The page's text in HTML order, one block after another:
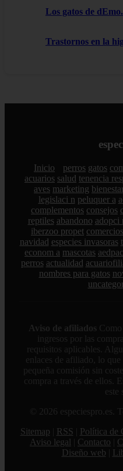
Los gatos de dEmo.
Trastornos en la
Inicio perros gatos
acuarios salud tenencia
aves marketing
legislaci n peluquer a
complementos consejos
reptiles abandono adopci
iberzoo propet comercios
navidad especies invasoras
econom a mascotas aedpac
perros actualidad
nombres para gatos
Aviso de afiliados
ingresos por las
requisitos aplicables.
enlaces de afiliado, lo
pequeña comisión sin
compra a través de ellos.
este
© 2026 especiespro.es.
Sitemap
RSS Política de
Aviso legal
Contacto
Diseño web